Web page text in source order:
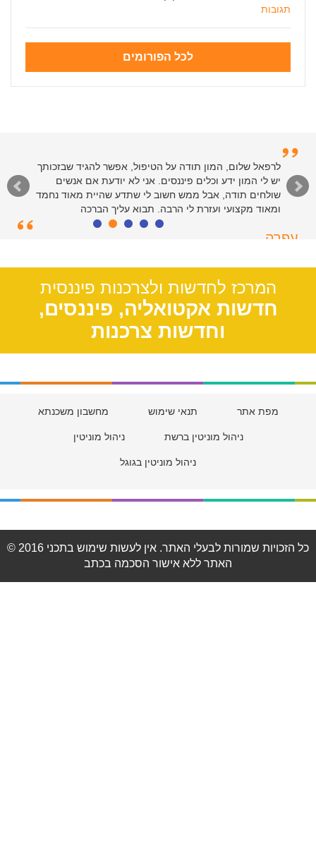
תגובות
לכל הפורומים
לרפאל שלום, המון תודה על הטיפול, אפשר להגיד שבזכותך
יש לי המון ידע וכלים פיננסים. אני לא יודעת אם אנשים
שולחים תודה, אבל ממש חשוב לי שתדע שהיית מאוד נחמד
ומאוד מקצועי ועזרת לי הרבה. תבוא עליך הברכה
עפרה
המרכז לחדשות ולצרכנות פיננסית
חדשות אקטואליה, פיננסים,
וחדשות צרכנות
מפת אתר תנאי שימוש מחשבון משכנתא
ניהול מוניטין ברשת ניהול מוניטין
ניהול מוניטין בגוגל
© 2016 כל הזכויות שמורות לבעלי האתר. אין לעשות שימוש בתכני
האתר ללא אישור הסכמה בכתב